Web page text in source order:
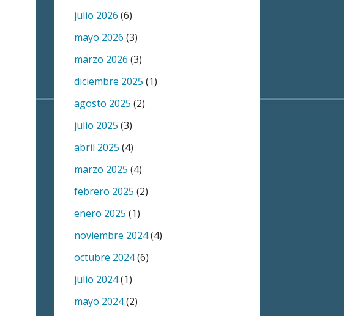
julio 2026 (6)
mayo 2026 (3)
marzo 2026 (3)
diciembre 2025 (1)
agosto 2025 (2)
julio 2025 (3)
abril 2025 (4)
marzo 2025 (4)
febrero 2025 (2)
enero 2025 (1)
noviembre 2024(4)
octubre 2024(6)
julio 2024(1)
mayo 2024(2)